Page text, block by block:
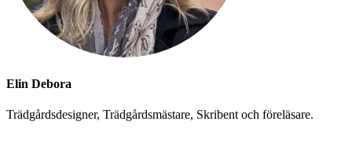
Elin Debora
Trädgårdsdesigner, Trädgårdsmästare, Skribent och föreläsare.